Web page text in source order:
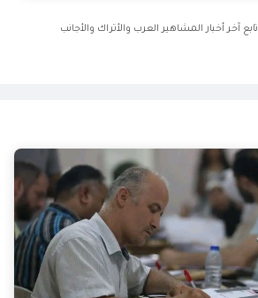
تابع آخر أخبار المشاهير العرب والأتراك والأجانب